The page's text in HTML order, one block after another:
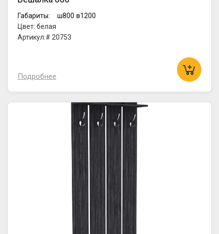
Габариты: ш800 в1200
Цвет: белая
Артикул:# 20753
Подробнее